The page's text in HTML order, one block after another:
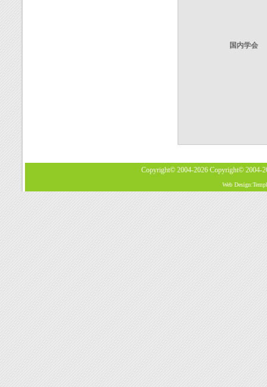
国内学会
Copyright© 2004-2026 Copyright© 2004-
Web